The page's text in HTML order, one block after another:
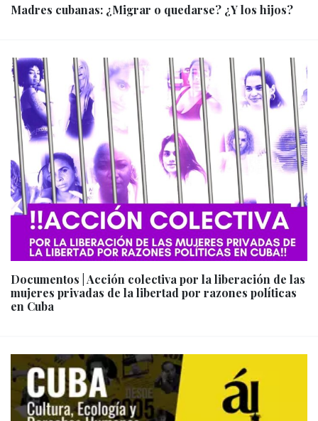
Madres cubanas: ¿Migrar o quedarse? ¿Y los hijos?
Documentos | Acción colectiva por la liberación de las
mujeres privadas de la libertad por razones políticas
en Cuba